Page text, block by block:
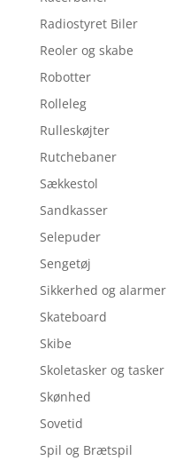
Radiostyret Biler
Reoler og skabe
Robotter
Rolleleg
Rulleskøjter
Rutchebaner
Sækkestol
Sandkasser
Selepuder
Sengetøj
Sikkerhed og alarmer
Skateboard
Skibe
Skoletasker og tasker
Skønhed
Sovetid
Spil og Brætspil